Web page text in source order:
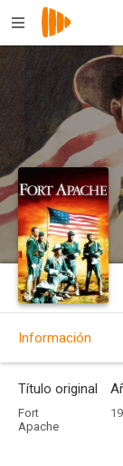
Información
Título original
Fort
Apache